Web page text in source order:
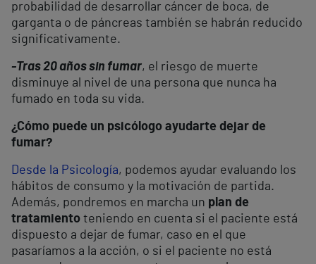
probabilidad de desarrollar cáncer de boca, de
garganta o de páncreas también se habrán reducido
significativamente.
-Tras 20 años sin fumar, el riesgo de muerte
disminuye al nivel de una persona que nunca ha
fumado en toda su vida.
¿Cómo puede un psicólogo ayudarte dejar de
fumar?
Desde la Psicología, podemos ayudar evaluando los
hábitos de consumo y la motivación de partida.
Además, pondremos en marcha un plan de
tratamiento teniendo en cuenta si el paciente está
dispuesto a dejar de fumar, caso en el que
pasaríamos a la acción, o si el paciente no está